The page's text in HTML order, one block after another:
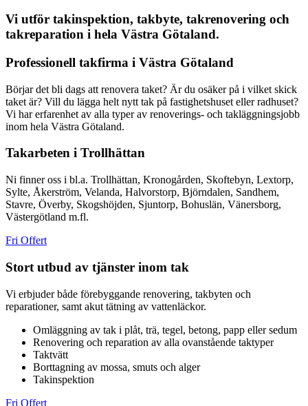
Vi utför takinspektion, takbyte, takrenovering och
takreparation i hela Västra Götaland.
Professionell takfirma i Västra Götaland
Börjar det bli dags att renovera taket? Är du osäker på i vilket skick
taket är? Vill du lägga helt nytt tak på fastighetshuset eller radhuset?
Vi har erfarenhet av alla typer av renoverings- och takläggningsjobb
inom hela Västra Götaland.
Takarbeten i Trollhättan
Ni finner oss i bl.a. Trollhättan, Kronogården, Skoftebyn, Lextorp,
Sylte, Åkerström, Velanda, Halvorstorp, Björndalen, Sandhem,
Stavre, Överby, Skogshöjden, Sjuntorp, Bohuslän, Vänersborg,
Västergötland m.fl.
Fri Offert
Stort utbud av tjänster inom tak
Vi erbjuder både förebyggande renovering, takbyten och
reparationer, samt akut tätning av vattenläckor.
Omläggning av tak i plåt, trä, tegel, betong, papp eller sedum
Renovering och reparation av alla ovanstående taktyper
Taktvätt
Borttagning av mossa, smuts och alger
Takinspektion
Fri Offert